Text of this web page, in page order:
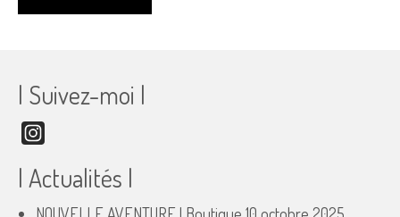
| Suivez-moi |
| Actualités |